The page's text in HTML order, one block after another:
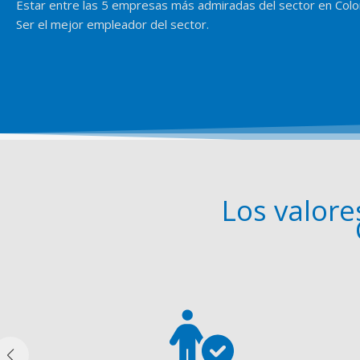
Estar entre las 5 empresas más admiradas del sector en
Ser el mejor empleador del sector.
Los